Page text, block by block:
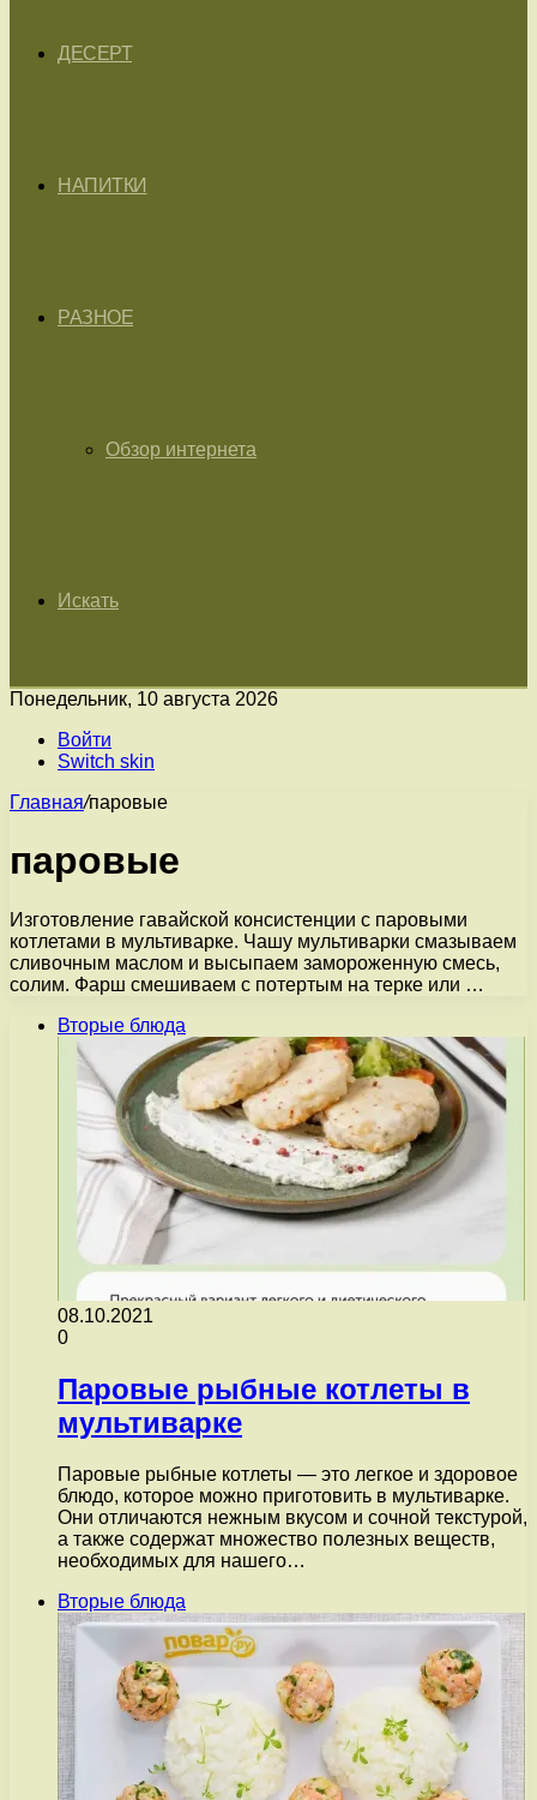
ДЕСЕРТ
НАПИТКИ
РАЗНОЕ
Обзор интернета
Искать
Понедельник, 10 августа 2026
Войти
Switch skin
Главная/паровые
паровые
Изготовление гавайской консистенции с паровыми
котлетами в мультиварке. Чашу мультиварки смазываем
сливочным маслом и высыпаем замороженную смесь,
солим. Фарш смешиваем с потертым на терке или …
Вторые блюда
08.10.2021
0
Паровые рыбные котлеты в
мультиварке
Паровые рыбные котлеты — это легкое и здоровое
блюдо, которое можно приготовить в мультиварке.
Они отличаются нежным вкусом и сочной текстурой,
а также содержат множество полезных веществ,
необходимых для нашего…
Вторые блюда